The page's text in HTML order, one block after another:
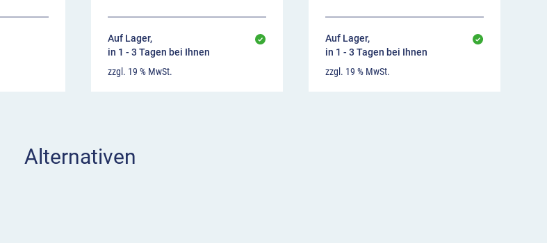
Auf Lager,
in 1 - 3 Tagen bei Ihnen
zzgl. 19 % MwSt.
Auf Lager,
in 1 - 3 Tagen bei Ihnen
zzgl. 19 % MwSt.
Alternativen